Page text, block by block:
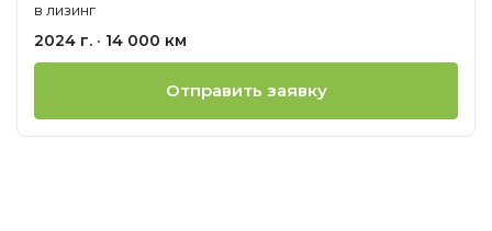
в лизинг
2024 г. · 14 000 км
Отправить заявку